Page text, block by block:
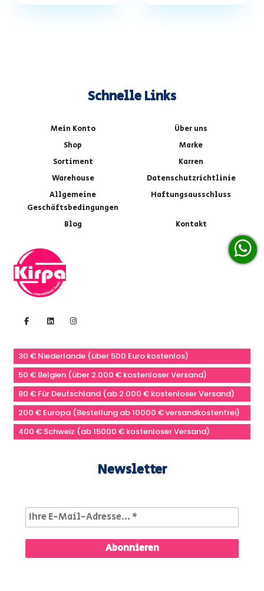
Schnelle Links
Mein Konto
Über uns
Shop
Marke
Sortiment
Karren
Warehouse
Datenschutzrichtlinie
Allgemeine
Geschäftsbedingungen
Haftungsausschluss
Blog Kontakt
30 € Niederlande (über 500 Euro kostenlos)
50 € Belgien (über 2.000 € kostenloser Versand)
80 € Für Deutschland (ab 2.000 € kostenloser Versand)
200 € Europa (Bestellung ab 10000 € versandkostenfrei)
400 € Schweiz (ab 15000 € kostenloser Versand)
Newsletter